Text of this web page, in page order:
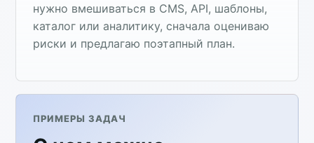
нужно вмешиваться в CMS, API, шаблоны,
каталог или аналитику, сначала оцениваю
риски и предлагаю поэтапный план.
ПРИМЕРЫ ЗАДАЧ